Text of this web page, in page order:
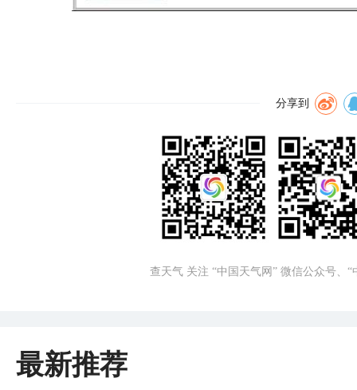
分享到
查天气 关注 “中国天气网” 微信公众号、
最新推荐